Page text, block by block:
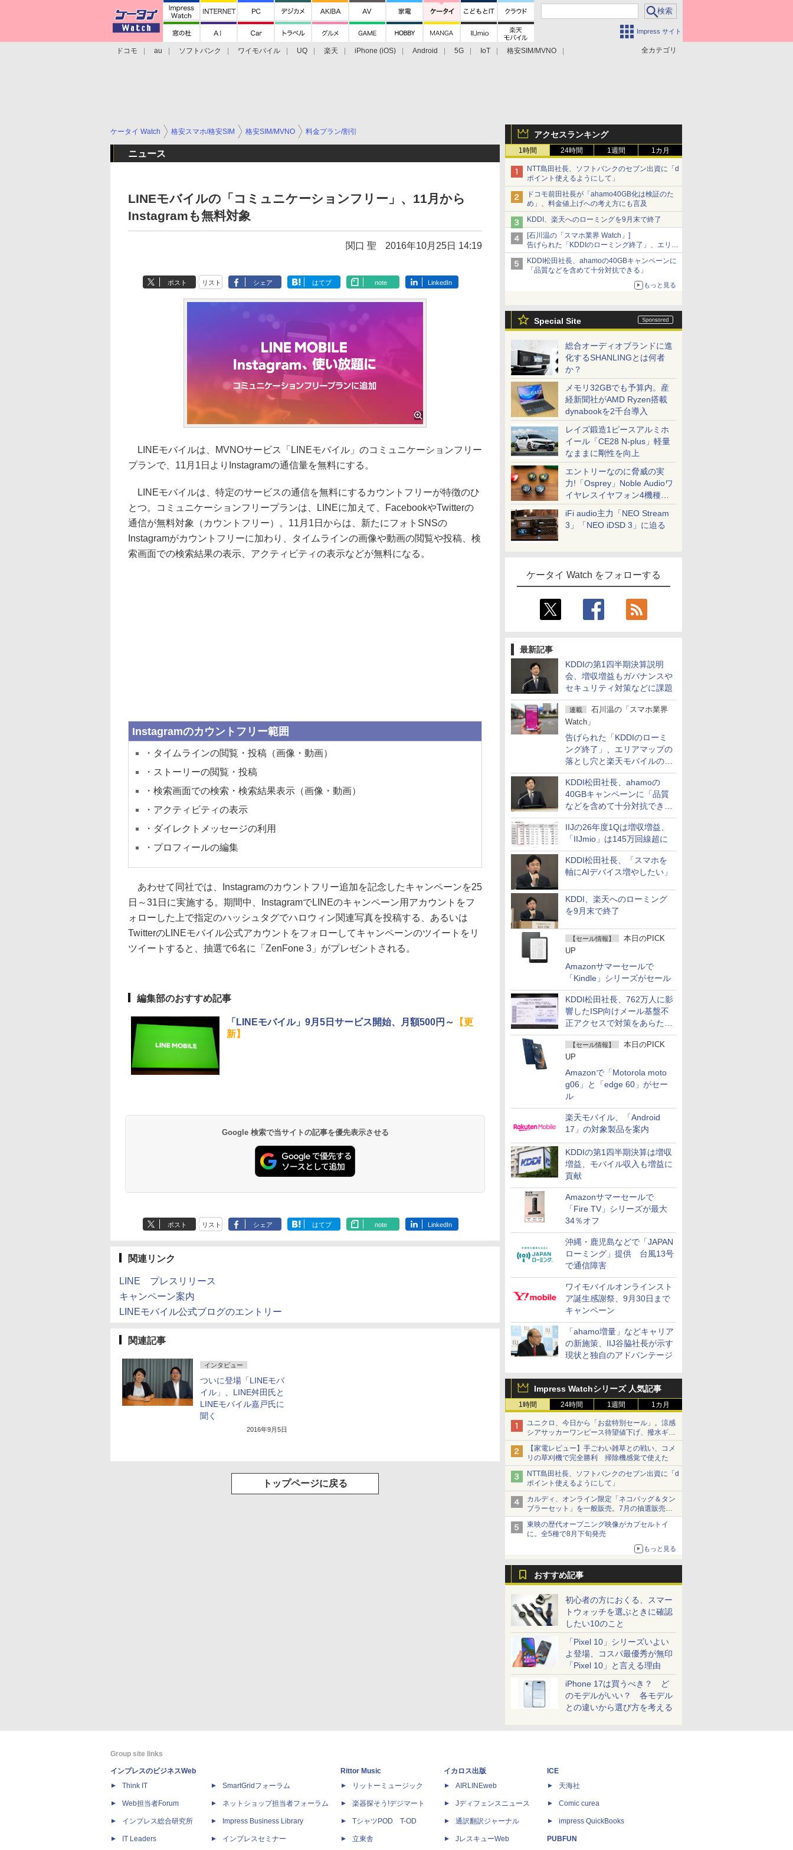
Impress サイト
全カテゴリ
ドコモ au ソフトバンク ワイモバイル UQ 楽天 iPhone (iOS) Android 5G IoT
格安SIM/MVNO
アクセスランキング
1時間 24時間 1週間 1カ月
NTT島田社長、ソフトバンクのセブン出資に「d
ポイント使えるようにして」
ドコモ前田社長が「ahamo40GB化は検証のた
め」、料金値上げへの考え方にも言及
KDDI、楽天へのローミングを9月末で終了
[石川温の「スマホ業界 Watch」]
告げられた「KDDIのローミング終了」、エリア
マップの落とし穴と楽天モバイルの課題
KDDI松田社長、ahamoの40GBキャンペーンに
「品質などを含めて十分対抗できる」
もっと見る
Special Site
総合オーディオブランドに進
化するSHANLINGとは何者
か？
メモリ32GBでも予算内。産
経新聞社がAMD Ryzen搭載
dynabookを2千台導入
レイズ鍛造1ピースアルミホ
イール「CE28 N-plus」軽量
なままに剛性を向上
エントリーなのに脅威の実
力!「Osprey」Noble Audioワ
イヤレスイヤフォン4機種を
一気に聴く
iFi audio主力「NEO Stream
3」「NEO iDSD 3」に迫る
ケータイ Watch をフォローする
最新記事
KDDIの第1四半期決算説明
会、増収増益もガバナンスや
セキュリティ対策などに課題
連載
石川温の「スマホ業界
Watch」
告げられた「KDDIのローミ
ング終了」、エリアマップの
落とし穴と楽天モバイルの課
題
KDDI松田社長、ahamoの
40GBキャンペーンに「品質
などを含めて十分対抗でき
る」
IIJの26年度1Qは増収増益、
「IIJmio」は145万回線超に
KDDI松田社長、「スマホを
軸にAIデバイス増やしたい」
KDDI、楽天へのローミング
を9月末で終了
【セール情報】
本日のPICK
UP
Amazonサマーセールで
「Kindle」シリーズがセール
KDDI松田社長、762万人に影
響したISP向けメール基盤不
正アクセスで対策をあらため
て説明
【セール情報】
本日のPICK
UP
Amazonで「Motorola moto
g06」と「edge 60」がセー
ル
楽天モバイル、「Android
17」の対象製品を案内
KDDIの第1四半期決算は増収
増益、モバイル収入も増益に
貢献
Amazonサマーセールで
「Fire TV」シリーズが最大
34％オフ
沖縄・鹿児島などで「JAPAN
ローミング」提供 台風13号
で通信障害
ワイモバイルオンラインスト
ア誕生感謝祭、9月30日まで
キャンペーン
「ahamo増量」などキャリア
の新施策、IIJ谷脇社長が示す
現状と独自のアドバンテージ
Impress Watchシリーズ 人気記事
1時間 24時間 1週間 1カ月
ユニクロ、今日から「お盆特別セール」。涼感
シアサッカーワンピース待望値下げ、撥水ギア
ショーツは1990円に
【家電レビュー】手ごわい雑草との戦い、コメ
リの草刈機で完全勝利 掃除機感覚で使えた
NTT島田社長、ソフトバンクのセブン出資に「d
ポイント使えるようにして」
カルディ、オンライン限定「ネコバッグ＆タン
ブラーセット」を一般販売。7月の抽選販売の
当選無効分
東映の歴代オープニング映像がカプセルトイ
に。全5種で8月下旬発売
もっと見る
おすすめ記事
初心者の方におくる、スマー
トウォッチを選ぶときに確認
したい10のこと
「Pixel 10」シリーズいよい
よ登場、コスパ最優秀が無印
「Pixel 10」と言える理由
iPhone 17は買うべき？ ど
のモデルがいい？ 各モデル
との違いから選び方を考える
ケータイ Watch 格安スマホ/格安SIM 格安SIM/MVNO 料金プラン/割引
ニュース
LINEモバイルの「コミュニケーションフリー」、11月から
Instagramも無料対象
関口 聖 2016年10月25日 14:19
ポスト リスト シェア はてブ note LinkedIn
LINEモバイルは、MVNOサービス「LINEモバイル」のコミュニケーションフリー
プランで、11月1日よりInstagramの通信量を無料にする。
LINEモバイルは、特定のサービスの通信を無料にするカウントフリーが特徴のひ
とつ。コミュニケーションフリープランは、LINEに加えて、FacebookやTwitterの
通信が無料対象（カウントフリー）。11月1日からは、新たにフォトSNSの
Instagramがカウントフリーに加わり、タイムラインの画像や動画の閲覧や投稿、検
索画面での検索結果の表示、アクティビティの表示などが無料になる。
Instagramのカウントフリー範囲
・タイムラインの閲覧・投稿（画像・動画）
・ストーリーの閲覧・投稿
・検索画面での検索・検索結果表示（画像・動画）
・アクティビティの表示
・ダイレクトメッセージの利用
・プロフィールの編集
あわせて同社では、Instagramのカウントフリー追加を記念したキャンペーンを25
日～31日に実施する。期間中、InstagramでLINEのキャンペーン用アカウントをフ
ォローした上で指定のハッシュタグでハロウィン関連写真を投稿する、あるいは
TwitterのLINEモバイル公式アカウントをフォローしてキャンペーンのツイートをリ
ツイートすると、抽選で6名に「ZenFone 3」がプレゼントされる。
編集部のおすすめ記事
「LINEモバイル」9月5日サービス開始、月額500円～
【更
新】
Google 検索で当サイトの記事を優先表示させる
ポスト リスト シェア はてブ note LinkedIn
関連リンク
LINE プレスリリース
キャンペーン案内
LINEモバイル公式ブログのエントリー
関連記事
インタビュー
ついに登場「LINEモバ
イル」、LINE舛田氏と
LINEモバイル嘉戸氏に
聞く
2016年9月5日
トップページに戻る
Group site links
インプレスのビジネスWeb
Think IT
Web担当者Forum
インプレス総合研究所
IT Leaders
SmartGridフォーラム
ネットショップ担当者フォーラム
Impress Business Library
インプレスセミナー
Rittor Music
リットーミュージック
楽器探そう!デジマート
TシャツPOD T-OD
立東舎
イカロス出版
AIRLINEweb
Jディフェンスニュース
通訳翻訳ジャーナル
JレスキューWeb
ICE
天海社
Comic curea
impress QuickBooks
PUBFUN